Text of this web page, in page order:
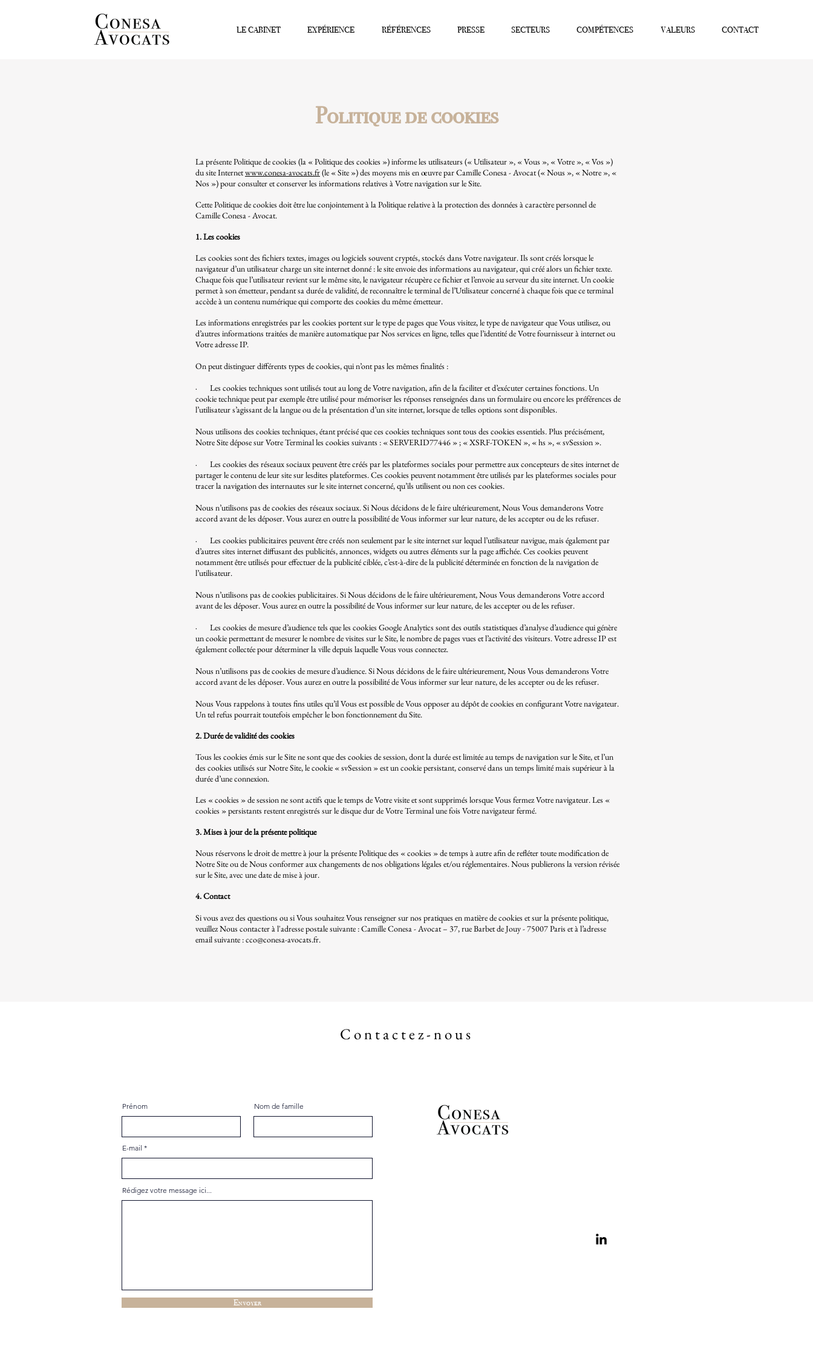
LE CABINET EXPÉRIENCE RÉFÉRENCES PRESSE SECTEURS COMPÉTENCES VALEURS CONTACT
Politique de cookies
La présente Politique de cookies (la « Politique des cookies ») informe les utilisateurs (« Utilisateur », « Vous », « Votre », « Vos »)
du site Internetwww.conesa-avocats.fr(le « Site ») des moyens mis en œuvre par Camille Conesa - Avocat (« Nous », « Notre », «
Nos ») pour consulter et conserver les informations relatives à Votre navigation sur le Site.
Cette Politique de cookies doit être lue conjointement à la Politique relative à la protection des données à caractère personnel de
Camille Conesa - Avocat.
1. Les cookies
Les cookies sont des fichiers textes, images ou logiciels souvent cryptés, stockés dans Votre navigateur. Ils sont créés lorsque le
navigateur d’un utilisateur charge un site internet donné : le site envoie des informations au navigateur, qui créé alors un fichier texte.
Chaque fois que l’utilisateur revient sur le même site, le navigateur récupère ce fichier et l’envoie au serveur du site internet. Un cookie
permet à son émetteur, pendant sa durée de validité, de reconnaître le terminal de l’Utilisateur concerné à chaque fois que ce terminal
accède à un contenu numérique qui comporte des cookies du même émetteur.
Les informations enregistrées par les cookies portent sur le type de pages que Vous visitez, le type de navigateur que Vous utilisez, ou
d’autres informations traitées de manière automatique par Nos services en ligne, telles que l’identité de Votre fournisseur à internet ou
Votre adresse IP.
On peut distinguer différents types de cookies, qui n’ont pas les mêmes finalités :
· Les cookies techniques sont utilisés tout au long de Votre navigation, afin de la faciliter et d’exécuter certaines fonctions. Un
cookie technique peut par exemple être utilisé pour mémoriser les réponses renseignées dans un formulaire ou encore les préférences de
l’utilisateur s’agissant de la langue ou de la présentation d’un site internet, lorsque de telles options sont disponibles.
Nous utilisons des cookies techniques, étant précisé que ces cookies techniques sont tous des cookies essentiels. Plus précisément,
Notre Site dépose sur Votre Terminal les cookies suivants : « SERVERID77446 » ; « XSRF-TOKEN », « hs », « svSession ».
· Les cookies des réseaux sociaux peuvent être créés par les plateformes sociales pour permettre aux concepteurs de sites internet de
partager le contenu de leur site sur lesdites plateformes. Ces cookies peuvent notamment être utilisés par les plateformes sociales pour
tracer la navigation des internautes sur le site internet concerné, qu’ils utilisent ou non ces cookies.
Nous n’utilisons pas de cookies des réseaux sociaux. Si Nous décidons de le faire ultérieurement, Nous Vous demanderons Votre
accord avant de les déposer. Vous aurez en outre la possibilité de Vous informer sur leur nature, de les accepter ou de les refuser.
· Les cookies publicitaires peuvent être créés non seulement par le site internet sur lequel l’utilisateur navigue, mais également par
d’autres sites internet diffusant des publicités, annonces, widgets ou autres éléments sur la page affichée. Ces cookies peuvent
notamment être utilisés pour effectuer de la publicité ciblée, c’est-à-dire de la publicité déterminée en fonction de la navigation de
l’utilisateur.
Nous n’utilisons pas de cookies publicitaires. Si Nous décidons de le faire ultérieurement, Nous Vous demanderons Votre accord
avant de les déposer. Vous aurez en outre la possibilité de Vous informer sur leur nature, de les accepter ou de les refuser.
· Les cookies de mesure d’audience tels que les cookies Google Analytics sont des outils statistiques d’analyse d’audience qui génère
un cookie permettant de mesurer le nombre de visites sur le Site, le nombre de pages vues et l’activité des visiteurs. Votre adresse IP est
également collectée pour déterminer la ville depuis laquelle Vous vous connectez.
Nous n’utilisons pas de cookies de mesure d’audience. Si Nous décidons de le faire ultérieurement, Nous Vous demanderons Votre
accord avant de les déposer. Vous aurez en outre la possibilité de Vous informer sur leur nature, de les accepter ou de les refuser.
Nous Vous rappelons à toutes fins utiles qu’il Vous est possible de Vous opposer au dépôt de cookies en configurant Votre navigateur.
Un tel refus pourrait toutefois empêcher le bon fonctionnement du Site.
2. Durée de validité des cookies
Tous les cookies émis sur le Site ne sont que des cookies de session, dont la durée est limitée au temps de navigation sur le Site, et l’un
des cookies utilisés sur Notre Site, le cookie « svSession » est un cookie persistant, conservé dans un temps limité mais supérieur à la
durée d’une connexion.
Les « cookies » de session ne sont actifs que le temps de Votre visite et sont supprimés lorsque Vous fermez Votre navigateur. Les «
cookies » persistants restent enregistrés sur le disque dur de Votre Terminal une fois Votre navigateur fermé.
3. Mises à jour de la présente politique
Nous réservons le droit de mettre à jour la présente Politique des « cookies » de temps à autre afin de refléter toute modification de
Notre Site ou de Nous conformer aux changements de nos obligations légales et/ou réglementaires. Nous publierons la version révisée
sur le Site, avec une date de mise à jour.
4. Contact
Si vous avez des questions ou si Vous souhaitez Vous renseigner sur nos pratiques en matière de cookies et sur la présente politique,
veuillez Nous contacter à l'adresse postale suivante : Camille Conesa - Avocat – 37, rue Barbet de Jouy - 75007 Paris et à l’adresse
email suivante :cco@conesa-avocats.fr.
Contactez-nous
Prénom Nom de famille
E-mail
Rédigez votre message ici...
Envoyer